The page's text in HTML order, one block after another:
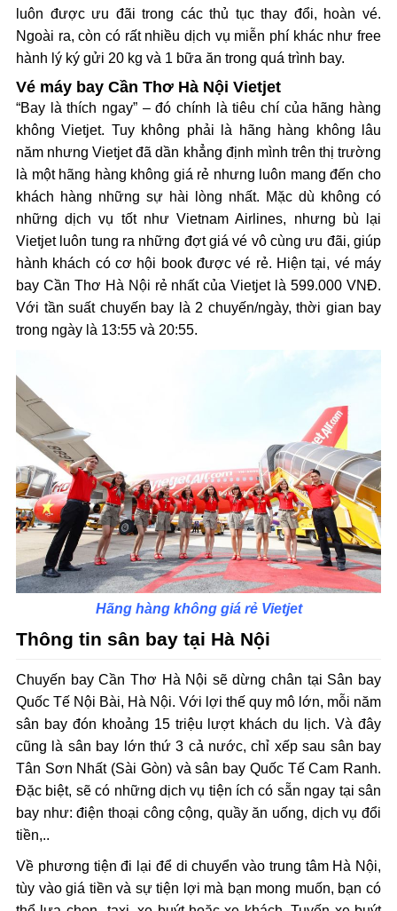
luôn được ưu đãi trong các thủ tục thay đổi, hoàn vé.
Ngoài ra, còn có rất nhiều dịch vụ miễn phí khác như free
hành lý ký gửi 20 kg và 1 bữa ăn trong quá trình bay.
Vé máy bay Cần Thơ Hà Nội Vietjet
“Bay là thích ngay” – đó chính là tiêu chí của hãng hàng
không Vietjet. Tuy không phải là hãng hàng không lâu
năm nhưng Vietjet đã dần khẳng định mình trên thị trường
là một hãng hàng không giá rẻ nhưng luôn mang đến cho
khách hàng những sự hài lòng nhất. Mặc dù không có
những dịch vụ tốt như Vietnam Airlines, nhưng bù lại
Vietjet luôn tung ra những đợt giá vé vô cùng ưu đãi, giúp
hành khách có cơ hội book được vé rẻ. Hiện tại, vé máy
bay Cần Thơ Hà Nội rẻ nhất của Vietjet là 599.000 VNĐ.
Với tần suất chuyến bay là 2 chuyến/ngày, thời gian bay
trong ngày là 13:55 và 20:55.
Hãng hàng không giá rẻ Vietjet
Thông tin sân bay tại Hà Nội
Chuyến bay Cần Thơ Hà Nội sẽ dừng chân tại Sân bay
Quốc Tế Nội Bài, Hà Nội. Với lợi thế quy mô lớn, mỗi năm
sân bay đón khoảng 15 triệu lượt khách du lịch. Và đây
cũng là sân bay lớn thứ 3 cả nước, chỉ xếp sau sân bay
Tân Sơn Nhất (Sài Gòn) và sân bay Quốc Tế Cam Ranh.
Đặc biệt, sẽ có những dịch vụ tiện ích có sẵn ngay tại sân
bay như: điện thoại công cộng, quầy ăn uống, dịch vụ đổi
tiền,..
Về phương tiện đi lại để di chuyển vào trung tâm Hà Nội,
tùy vào giá tiền và sự tiện lợi mà bạn mong muốn, bạn có